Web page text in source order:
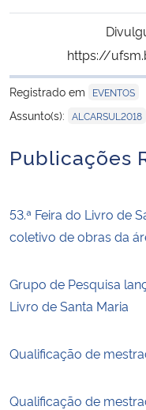
https://
Registrado em
EVENTOS
Assunto(s): ALCARSUL2018
Publicações
53.ª Feira do Livro de
coletivo de obras da
Grupo de Pesquisa
Livro de Santa Maria
Qualificação de
Qualificação de